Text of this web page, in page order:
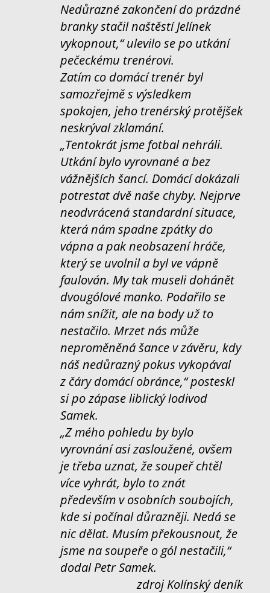
Nedůrazné zakončení do prázdné
branky stačil naštěstí Jelínek
vykopnout,“ ulevilo se po utkání
pečeckému trenérovi.
Zatím co domácí trenér byl
samozřejmě s výsledkem
spokojen, jeho trenérský protějšek
neskrýval zklamání.
„Tentokrát jsme fotbal nehráli.
Utkání bylo vyrovnané a bez
vážnějších šancí. Domácí dokázali
potrestat dvě naše chyby. Nejprve
neodvrácená standardní situace,
která nám spadne zpátky do
vápna a pak neobsazení hráče,
který se uvolnil a byl ve vápně
faulován. My tak museli dohánět
dvougólové manko. Podařilo se
nám snížit, ale na body už to
nestačilo. Mrzet nás může
neproměněná šance v závěru, kdy
náš nedůrazný pokus vykopával
z čáry domácí obránce,“ posteskl
si po zápase liblický lodivod
Samek.
„Z mého pohledu by bylo
vyrovnání asi zasloužené, ovšem
je třeba uznat, že soupeř chtěl
více vyhrát, bylo to znát
především v osobních soubojích,
kde si počínal důrazněji. Nedá se
nic dělat. Musím překousnout, že
jsme na soupeře o gól nestačili,“
dodal Petr Samek.
zdroj Kolínský deník